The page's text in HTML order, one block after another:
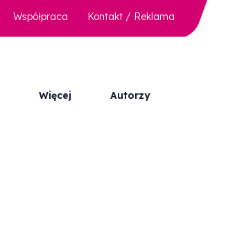
Współpraca Kontakt / Reklama
Więcej Autorzy